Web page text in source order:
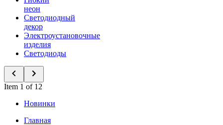
неон
Светодиодный
декор
Электроустановочные
изделия
Светодиоды
Item 1 of 12
Новинки
Главная